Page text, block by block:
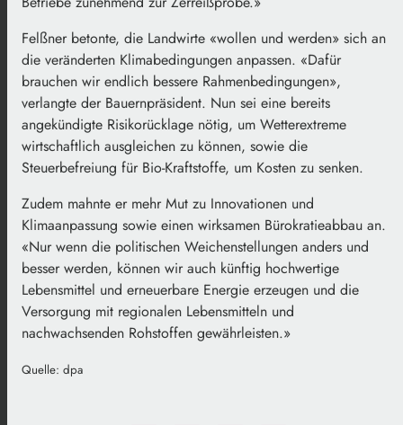
Felßner betonte, die Landwirte «wollen und werden» sich an
die veränderten Klimabedingungen anpassen. «Dafür
brauchen wir endlich bessere Rahmenbedingungen»,
verlangte der Bauernpräsident. Nun sei eine bereits
angekündigte Risikorücklage nötig, um Wetterextreme
wirtschaftlich ausgleichen zu können, sowie die
Steuerbefreiung für Bio-Kraftstoffe, um Kosten zu senken.
Zudem mahnte er mehr Mut zu Innovationen und
Klimaanpassung sowie einen wirksamen Bürokratieabbau an.
«Nur wenn die politischen Weichenstellungen anders und
besser werden, können wir auch künftig hochwertige
Lebensmittel und erneuerbare Energie erzeugen und die
Versorgung mit regionalen Lebensmitteln und
nachwachsenden Rohstoffen gewährleisten.»
Quelle: dpa